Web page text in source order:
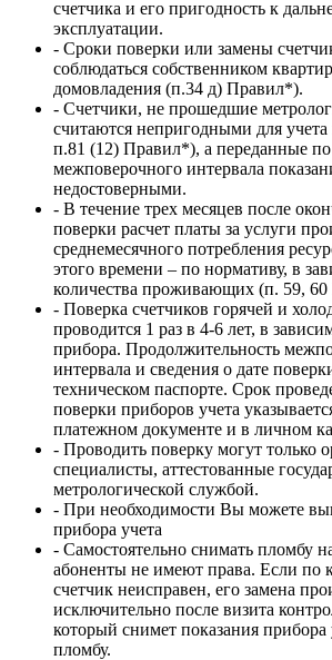
счетчика и его пригодность к
эксплуатации.
- Сроки поверки или замены
соблюдаться собственником
домовладения (п.34 д) Правил*).
- Счетчики, не прошедшие
считаются непригодными для учета
п.81 (12) Правил*), а переданные
межповерочного интервала
недостоверными.
- В течение трех месяцев после
поверки расчет платы за услуги
среднемесячного потребления
этого времени – по нормативу, в
количества проживающих (п. 59,
- Поверка счетчиков горячей и
проводится 1 раз в 4-6 лет, в
прибора. Продолжительность
интервала и сведения о дате
техническом паспорте. Срок
поверки приборов учета
платежном документе и в личном
- Проводить поверку могут только
специалисты, аттестованные
метрологической службой.
- При необходимости Вы можете
прибора учета
- Самостоятельно снимать пломбу
абоненты не имеют права. Если по
счетчик неисправен, его замена
исключительно после визита
который снимет показания прибора
пломбу.